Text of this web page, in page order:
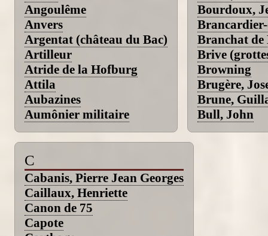
Angoulême
Anvers
Argentat (château du Bac)
Artilleur
Atride de la Hofburg
Attila
Aubazines
Aumônier militaire
Bourdoux,
Brancardier-
Branchat de
Brive
Browning
Brugère,
Brune,
Bull, John
C
Cabanis, Pierre Jean Georges
Caillaux, Henriette
Canon de 75
Capote